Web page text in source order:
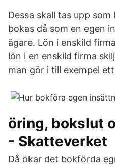
Dessa skall tas upp
bokas då som en egen
ägare. Lön i enskild
lön i en enskild firma
man gör i till exempel
öring, bokslut
- Skatteverket
Då ökar det bokförda